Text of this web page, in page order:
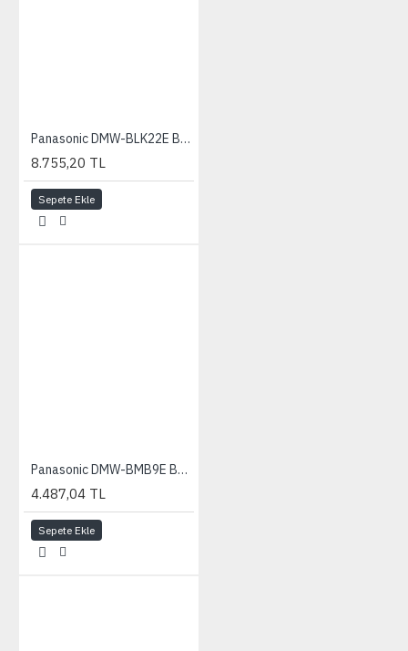
Panasonic DMW-BLK22E Batarya (GH5 II GH6 S5II S5IIX S5M2 S5M2X GH5M2 DC-S5 DC-S5 II DC-S5 IIX)
8.755,20 TL
Sepete Ekle
Panasonic DMW-BMB9E Batarya (FZ82/72/150/100/62/48/45)
4.487,04 TL
Sepete Ekle